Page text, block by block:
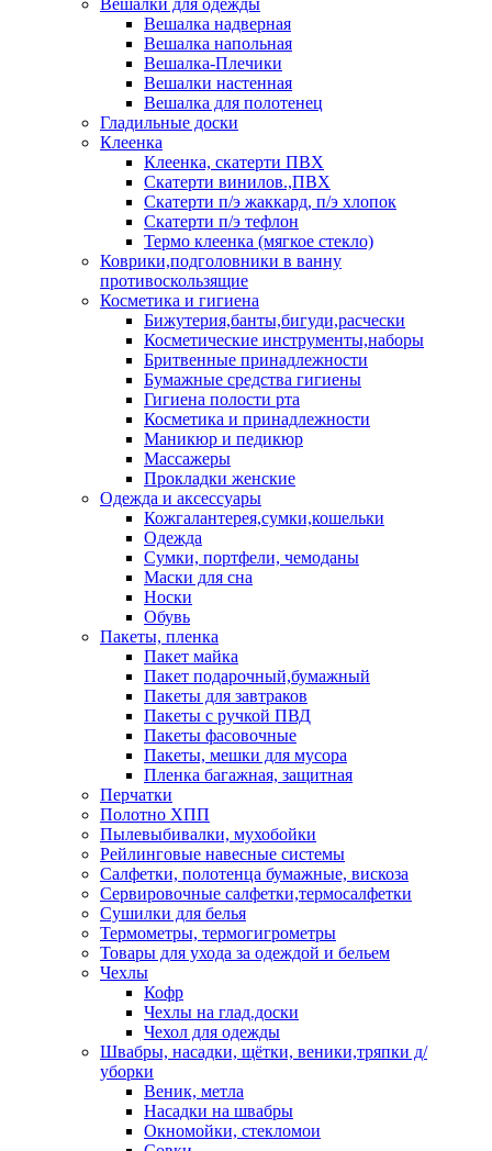
Вешалки для одежды
Вешалка надверная
Вешалка напольная
Вешалка-Плечики
Вешалки настенная
Вешалка для полотенец
Гладильные доски
Клеенка
Клеенка, скатерти ПВХ
Скатерти винилов.,ПВХ
Скатерти п/э жаккард, п/э хлопок
Скатерти п/э тефлон
Термо клеенка (мягкое стекло)
Коврики,подголовники в ванну
противоскользящие
Косметика и гигиена
Бижутерия,банты,бигуди,расчески
Косметические инструменты,наборы
Бритвенные принадлежности
Бумажные средства гигиены
Гигиена полости рта
Косметика и принадлежности
Маникюр и педикюр
Массажеры
Прокладки женские
Одежда и аксессуары
Кожгалантерея,сумки,кошельки
Одежда
Сумки, портфели, чемоданы
Маски для сна
Носки
Обувь
Пакеты, пленка
Пакет майка
Пакет подарочный,бумажный
Пакеты для завтраков
Пакеты с ручкой ПВД
Пакеты фасовочные
Пакеты, мешки для мусора
Пленка багажная, защитная
Перчатки
Полотно ХПП
Пылевыбивалки, мухобойки
Рейлинговые навесные системы
Салфетки, полотенца бумажные, вискоза
Сервировочные салфетки,термосалфетки
Сушилки для белья
Термометры, термогигрометры
Товары для ухода за одеждой и бельем
Чехлы
Кофр
Чехлы на глад.доски
Чехол для одежды
Швабры, насадки, щётки, веники,тряпки д/
уборки
Веник, метла
Насадки на швабры
Окномойки, стекломои